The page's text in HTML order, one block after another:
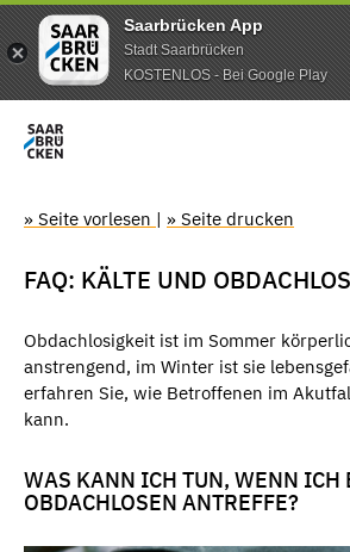
Saarbrücken App
Stadt Saarbrücken
KOSTENLOS - Bei Google Play
» Seite vorlesen | » Seite drucken
FAQ: KÄLTE UND
Obdachlosigkeit ist im Sommer
anstrengend, im Winter ist sie
erfahren Sie, wie Betroffenen im
kann.
WAS KANN ICH TUN, WENN ICH
OBDACHLOSEN ANTREFFE?